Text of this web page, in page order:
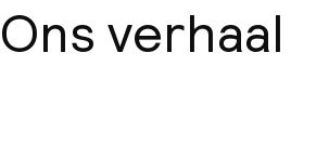
Ons verhaal